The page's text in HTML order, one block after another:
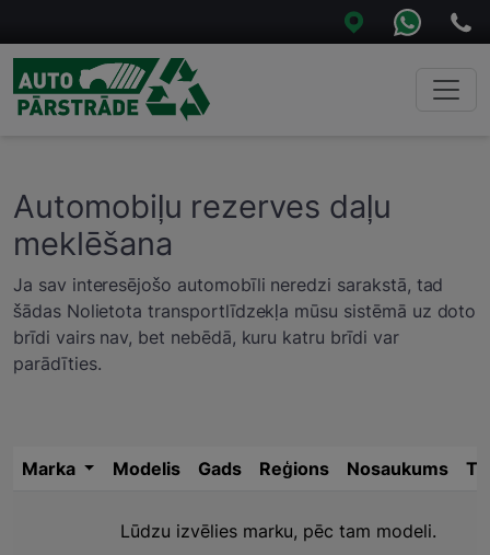
Automobiļu rezerves daļu
meklēšana
Ja sav interesējošo automobīli neredzi sarakstā, tad
šādas Nolietota transportlīdzekļa mūsu sistēmā uz doto
brīdi vairs nav, bet nebēdā, kuru katru brīdi var
parādīties.
Marka Modelis Gads Reģions Nosaukums
Lūdzu izvēlies marku, pēc tam modeli.